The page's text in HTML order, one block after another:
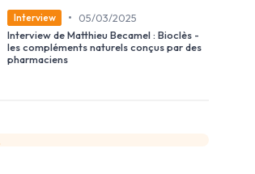
Interview •
05/03/2025
Interview de Matthieu Becamel : Bioclès -
les compléments naturels conçus par des
pharmaciens